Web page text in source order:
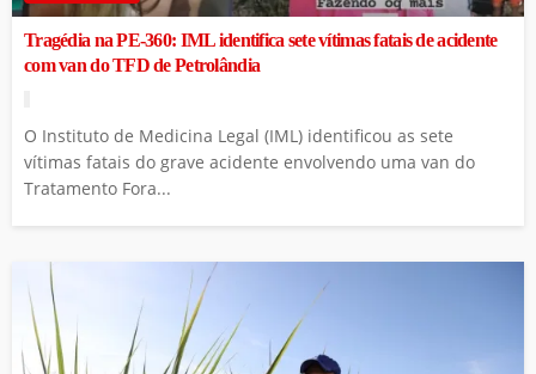
Tragédia na PE-360: IML identifica sete vítimas fatais de acidente
com van do TFD de Petrolândia
O Instituto de Medicina Legal (IML) identificou as sete
vítimas fatais do grave acidente envolvendo uma van do
Tratamento Fora...